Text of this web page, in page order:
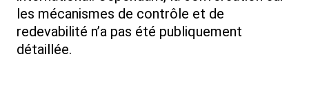
les mécanismes de contrôle et de
redevabilité n’a pas été publiquement
détaillée.